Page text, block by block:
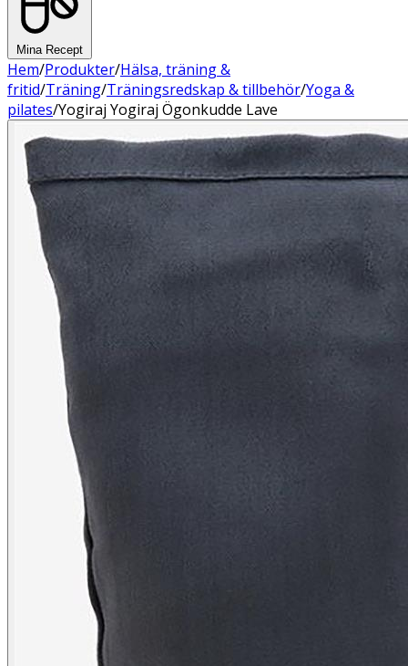
Mina Recept
Hem/Produkter/Hälsa, träning &
fritid/Träning/Träningsredskap & tillbehör/Yoga &
pilates/Yogiraj Yogiraj Ögonkudde Lave